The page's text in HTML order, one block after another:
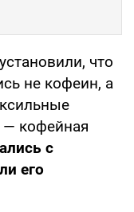
что
не кофеин, а
— кофейная
с
его